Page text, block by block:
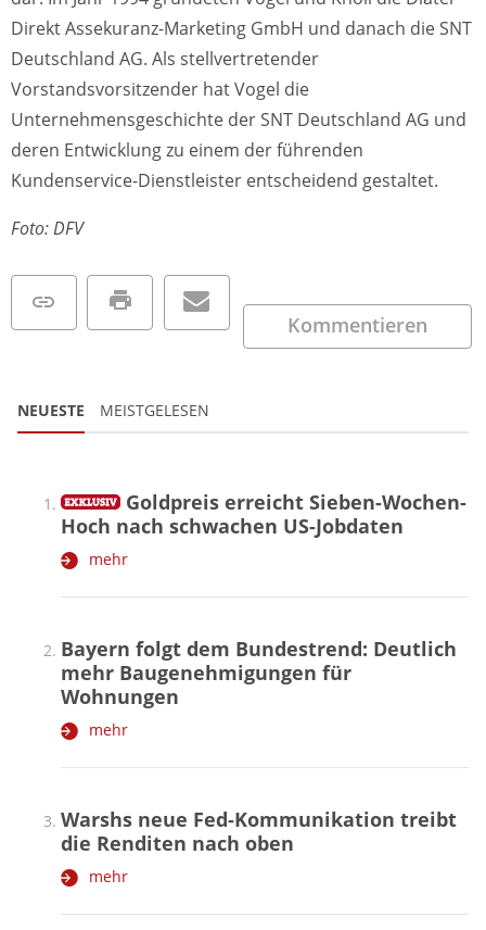
Direkt Assekuranz-Marketing GmbH und danach die SNT
Deutschland AG. Als stellvertretender
Vorstandsvorsitzender hat Vogel die
Unternehmensgeschichte der SNT Deutschland AG und
deren Entwicklung zu einem der führenden
Kundenservice-Dienstleister entscheidend gestaltet.
Foto: DFV
Kommentieren
NEUESTE MEISTGELESEN
Goldpreis erreicht Sieben-Wochen-
Hoch nach schwachen US-Jobdaten
mehr
Bayern folgt dem Bundestrend: Deutlich
mehr Baugenehmigungen für
Wohnungen
mehr
Warshs neue Fed-Kommunikation treibt
die Renditen nach oben
mehr